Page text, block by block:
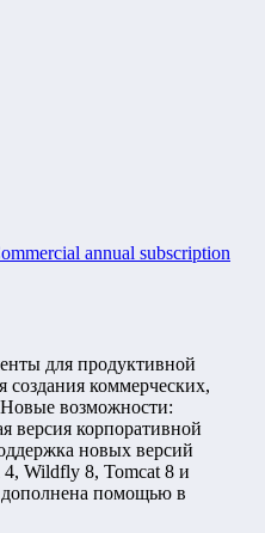
annual subscription
для продуктивной
создания коммерческих,
возможности:
версия корпоративной
новых версий
Wildfly 8, Tomcat 8 и
помощью в